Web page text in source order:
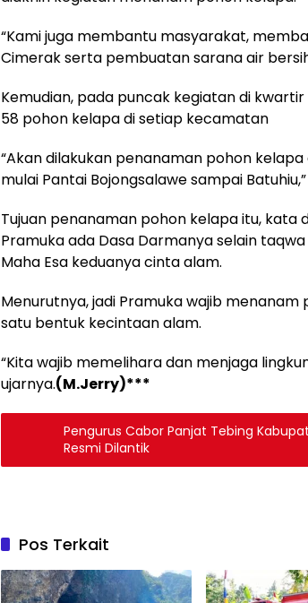
“Kami juga membantu masyarakat,
Cimerak serta pembuatan sarana air
Kemudian, pada puncak kegiatan di
58 pohon kelapa di setiap kecamatan
“Akan dilakukan penanaman pohon
mulai Pantai Bojongsalawe sampai
Tujuan penanaman pohon kelapa itu, kata
Pramuka ada Dasa Darmanya selain
Maha Esa keduanya cinta alam.
Menurutnya, jadi Pramuka wajib menanam
satu bentuk kecintaan alam.
“Kita wajib memelihara dan menjaga
ujarnya.(M.Jerry)***
Pengurus Cabor Panjat Tebing
Resmi Dilantik
Pos Terkait